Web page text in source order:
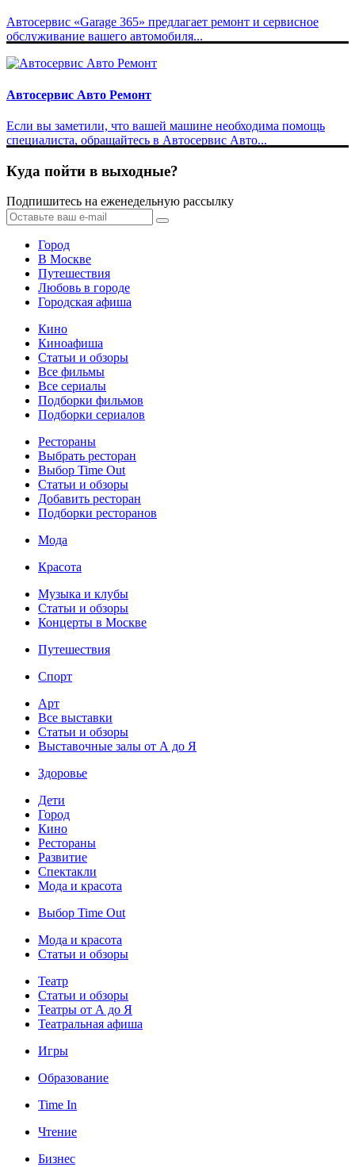
Автосервис «Garage 365» предлагает ремонт и сервисное
обслуживание вашего автомобиля...
Автосервис Авто Ремонт
Если вы заметили, что вашей машине необходима помощь
специалиста, обращайтесь в Автосервис Авто...
Куда пойти в выходные?
Подпишитесь на еженедельную рассылку
Город
В Москве
Путешествия
Любовь в городе
Городская афиша
Кино
Киноафиша
Статьи и обзоры
Все фильмы
Все сериалы
Подборки фильмов
Подборки сериалов
Рестораны
Выбрать ресторан
Выбор Time Out
Статьи и обзоры
Добавить ресторан
Подборки ресторанов
Мода
Красота
Музыка и клубы
Статьи и обзоры
Концерты в Москве
Путешествия
Спорт
Арт
Все выставки
Статьи и обзоры
Выставочные залы от А до Я
Здоровье
Дети
Город
Кино
Рестораны
Развитие
Спектакли
Мода и красота
Выбор Time Out
Мода и красота
Статьи и обзоры
Театр
Статьи и обзоры
Театры от А до Я
Театральная афиша
Игры
Образование
Time In
Чтение
Бизнес